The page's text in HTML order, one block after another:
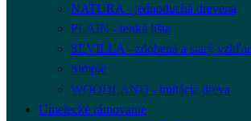
NATURA - jednoduchá drevená
PLAIN - tenká lišta
SEVILLA - zdobená a starý
Simple
WOODLAND - imitácia dreva
Umelecké rámovanie